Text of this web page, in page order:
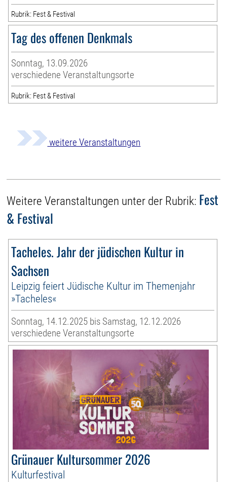
Rubrik: Fest & Festival
Tag des offenen Denkmals
Sonntag, 13.09.2026
verschiedene Veranstaltungsorte
Rubrik: Fest & Festival
weitere Veranstaltungen
Weitere Veranstaltungen unter der Rubrik: Fest
& Festival
Tacheles. Jahr der jüdischen Kultur in
Sachsen
Leipzig feiert Jüdische Kultur im Themenjahr
»Tacheles«
Sonntag, 14.12.2025 bis Samstag, 12.12.2026
verschiedene Veranstaltungsorte
Grünauer Kultursommer 2026
Kulturfestival